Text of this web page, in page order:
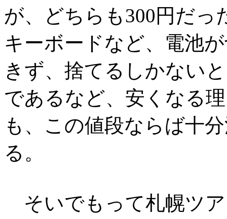
が、どちらも300円だっ
キーボードなど、電池
きず、捨てるしかない
であるなど、安くなる
も、この値段ならば十
る。
そいでもって札幌ツ